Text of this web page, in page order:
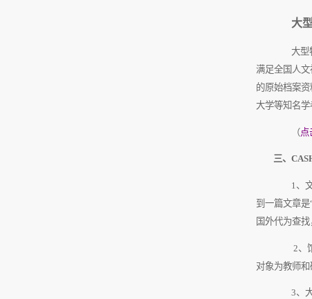
大
大型特
满足全国人
的原始档案
大学等知名学
（点
三、
1 、
到一篇文章
国外代为查
2、
对象为教师
3、